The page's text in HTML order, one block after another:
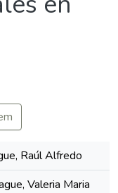
Raúl Alfredo
Valeria Maria